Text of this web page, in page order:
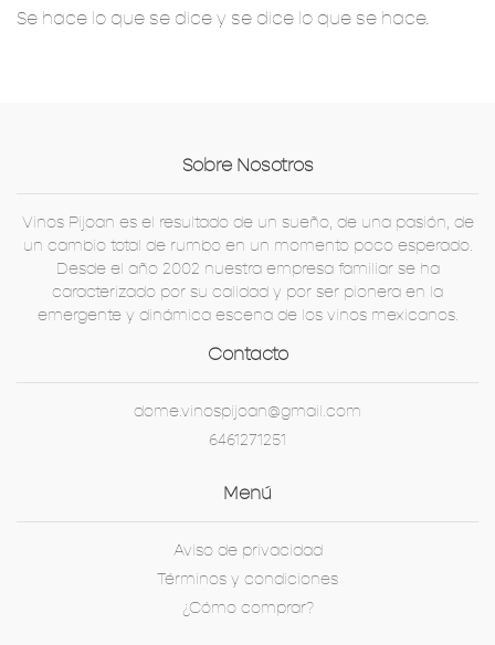
Se hace lo que se dice y se dice lo que se hace.
Sobre Nosotros
Vinos Pijoan es el resultado de un sueño, de una pasión, de
un cambio total de rumbo en un momento poco esperado.
Desde el año 2002 nuestra empresa familiar se ha
caracterizado por su calidad y por ser pionera en la
emergente y dinámica escena de los vinos mexicanos.
Contacto
dome.vinospijoan@gmail.com
6461271251
Menú
Aviso de privacidad
Términos y condiciones
¿Cómo comprar?